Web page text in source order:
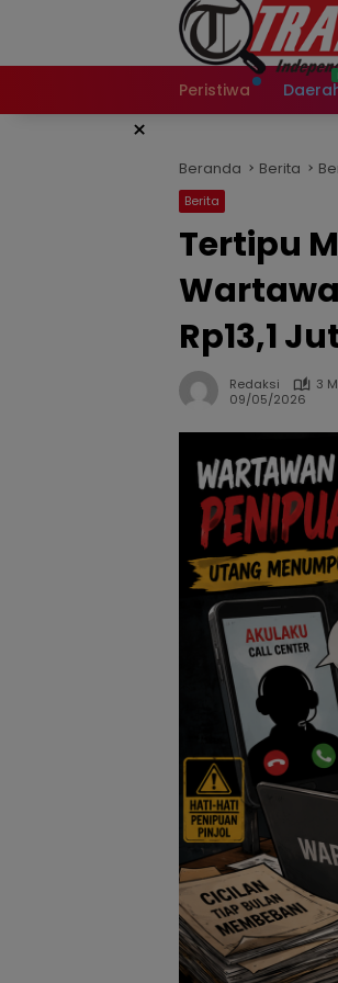
Peristiwa
×
Beranda Berita
Berita
Tertipu
Rp13,1
Redaksi
3
09/05/2026